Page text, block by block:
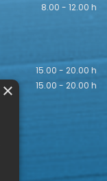
8.00 - 12.00 h
15.00 - 20.00 h
15.00 - 20.00 h
×